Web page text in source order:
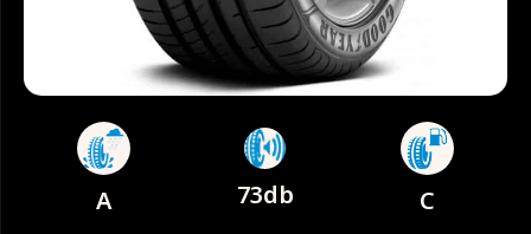
A 73db C